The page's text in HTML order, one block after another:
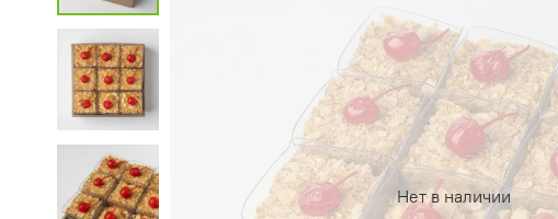
Нет в наличии